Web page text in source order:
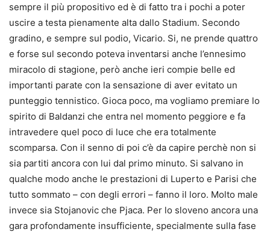
sempre il più propositivo ed è di fatto tra i pochi a poter
uscire a testa pienamente alta dallo Stadium. Secondo
gradino, e sempre sul podio, Vicario. Si, ne prende quattro
e forse sul secondo poteva inventarsi anche l’ennesimo
miracolo di stagione, però anche ieri compie belle ed
importanti parate con la sensazione di aver evitato un
punteggio tennistico. Gioca poco, ma vogliamo premiare lo
spirito di Baldanzi che entra nel momento peggiore e fa
intravedere quel poco di luce che era totalmente
scomparsa. Con il senno di poi c’è da capire perchè non si
sia partiti ancora con lui dal primo minuto. Si salvano in
qualche modo anche le prestazioni di Luperto e Parisi che
tutto sommato – con degli errori – fanno il loro. Molto male
invece sia Stojanovic che Pjaca. Per lo sloveno ancora una
gara profondamente insufficiente, specialmente sulla fase